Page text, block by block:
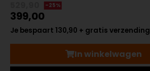
-25%
399,00
Je bespaart 130,90 + gratis verzending
In winkelwagen